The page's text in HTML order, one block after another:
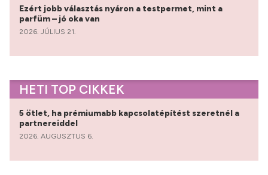
Ezért jobb választás nyáron a testpermet, mint a
parfüm – jó oka van
2026. JÚLIUS 21.
HETI TOP CIKKEK
5 ötlet, ha prémiumabb kapcsolatépítést szeretnél a
partnereiddel
2026. AUGUSZTUS 6.